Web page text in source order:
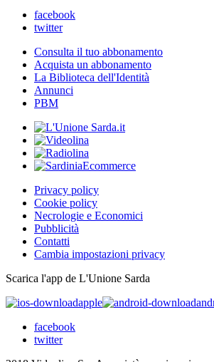
facebook
twitter
Consulta il tuo abbonamento
Acquista un abbonamento
La Biblioteca dell'Identità
Annunci
PBM
Privacy policy
Cookie policy
Necrologie e Economici
Pubblicità
Contatti
Cambia impostazioni privacy
Scarica l'app de L'Unione Sarda
apple
facebook
twitter